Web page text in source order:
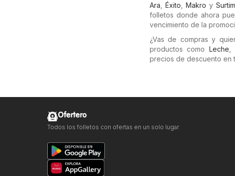
Ara
Éxito Makro y
folletos donde ahora
vencimiento de la
¿Vas de compras y
productos como Leche
precios de descuento en
Ofertero
Todos los folletos con ofertas en un solo lugar